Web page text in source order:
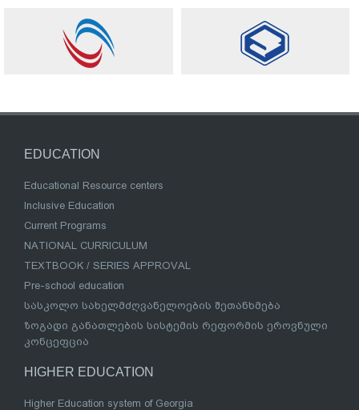
EDUCATION
Educational Resource centers
Inclusive Education
Current Programs
NATIONAL CURRICULUM
TEXTBOOK / SERIES APPROVAL
Pre-school education
სასკოლო სახელმძღვანელოების შეთანხმება
ზოგადი განათლების სისტემის რეფორმის ეროვნული
კონცეფცია
HIGHER EDUCATION
Higher Education system of Georgia